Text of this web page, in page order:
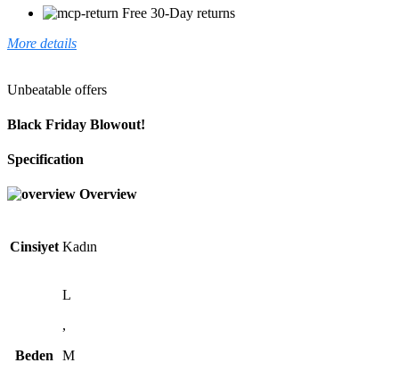
Free 30-Day returns
More details
Unbeatable offers
Black Friday Blowout!
Specification
Overview
Cinsiyet Kadın
Beden
L
,
M